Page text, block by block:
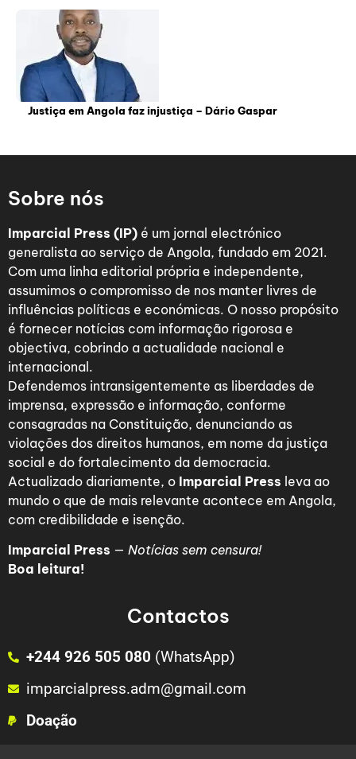
Justiça em Angola faz injustiça – Dário Gaspar
Sobre nós
Imparcial Press (IP) é um jornal electrónico
generalista ao serviço de Angola, fundado em 2021.
Com uma linha editorial própria e independente,
assumimos o compromisso de nos manter livres de
influências políticas e económicas. O nosso propósito
é fornecer notícias com informação rigorosa e
objectiva, cobrindo a actualidade nacional e
internacional.
Defendemos intransigentemente as liberdades de
imprensa, expressão e informação, conforme
consagradas na Constituição, denunciando as
violações dos direitos humanos, em nome da justiça
social e do fortalecimento da democracia.
Actualizado diariamente, o Imparcial Press leva ao
mundo o que de mais relevante acontece em Angola,
com credibilidade e isenção.
Imparcial Press — Notícias sem censura!
Boa leitura!
Contactos
+244 926 505 080 (WhatsApp)
imparcialpress.adm@gmail.com
Doação